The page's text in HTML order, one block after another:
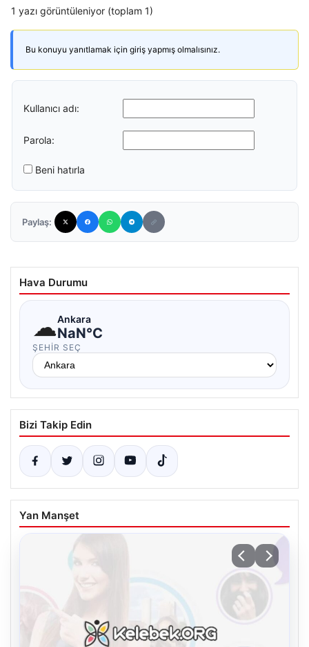
1 yazı görüntüleniyor (toplam 1)
Bu konuyu yanıtlamak için giriş yapmış olmalısınız.
Kullanıcı adı:
Parola:
Beni hatırla
Paylaş:
Hava Durumu
☁Ankara
NaN°C
ŞEHIR SEÇ
Bizi Takip Edin
Yan Manşet